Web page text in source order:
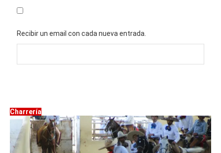
Recibir un email con cada nueva entrada.
Charrería